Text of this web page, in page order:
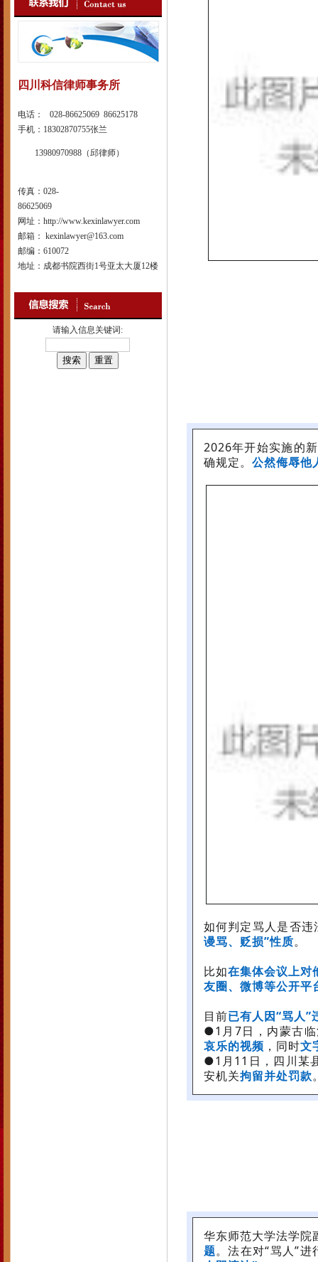
四川科信律师事务所
电话： 028-86625069 86625178
手机：18302870755张兰
13980970988（邱律师）
传真：028-
86625069
网址：http://www.kexinlawyer.com
邮箱： kexinlawyer@163.com
邮编：610072
地址：成都书院西街1号亚太大厦12楼
请输入信息关键词:
2026年开始实施的
确规定。 公然侮辱他
如何判定骂人是否
谩骂、贬损”性质。
比如在集体会议上对
友圈、微博等公开平
目前已有人因“骂人”
●1月7日，内蒙古
哀乐的视频 ，同时文
●1月11日，四川某
安机关拘留并处罚款
华东师范大学法学院
题。法在对“骂人”